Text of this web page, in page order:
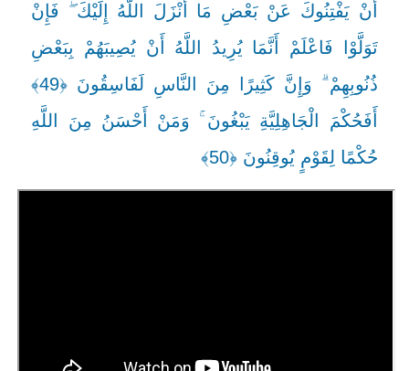
أَنْ يَفْتِنُوكَ عَنْ بَعْضِ مَا أَنْزَلَ اللَّهُ إِلَيْكَ ۖ فَإِنْ
تَوَلَّوْا فَاعْلَمْ أَنَّمَا يُرِيدُ اللَّهُ أَنْ يُصِيبَهُمْ بِبَعْضِ
ذُنُوبِهِمْ ۗ وَإِنَّ كَثِيرًا مِنَ النَّاسِ لَفَاسِقُونَ ﴿49﴾
أَفَحُكْمَ الْجَاهِلِيَّةِ يَبْغُونَ ۚ وَمَنْ أَحْسَنُ مِنَ اللَّهِ
حُكْمًا لِقَوْمٍ يُوقِنُونَ ﴿50﴾